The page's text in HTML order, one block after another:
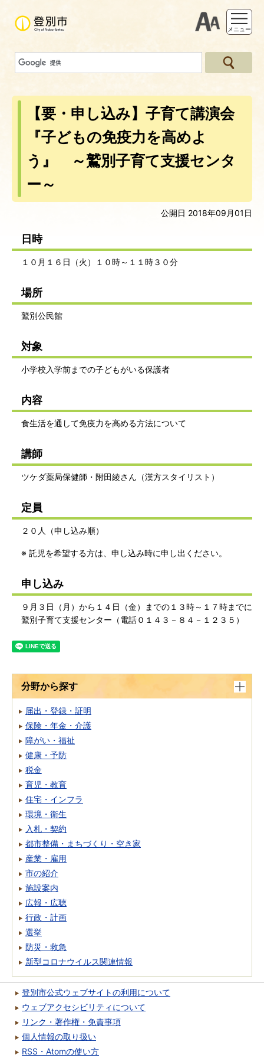
支援ツー
メニュー
【要・申し込み】子育て講演会
『子どもの免疫力を高めよ
う』 ～鷲別子育て支援センタ
ー～
公開日 2018年09月01日
日時
１０月１６日（火）１０時～１１時３０分
場所
鷲別公民館
対象
小学校入学前までの子どもがいる保護者
内容
食生活を通して免疫力を高める方法について
講師
ツケダ薬局保健師・附田綾さん（漢方スタイリスト）
定員
２０人（申し込み順）
※ 託児を希望する方は、申し込み時に申し出ください。
申し込み
９月３日（月）から１４日（金）までの１３時～１７時までに
鷲別子育て支援センター（電話０１４３－８４－１２３５）
分野から探す
届出・登録・証明
保険・年金・介護
障がい・福祉
健康・予防
税金
育児・教育
住宅・インフラ
環境・衛生
入札・契約
都市整備・まちづくり・空き家
産業・雇用
市の紹介
施設案内
広報・広聴
行政・計画
選挙
防災・救急
新型コロナウイルス関連情報
登別市公式ウェブサイトの利用について
ウェブアクセシビリティについて
リンク・著作権・免責事項
個人情報の取り扱い
RSS・Atomの使い方